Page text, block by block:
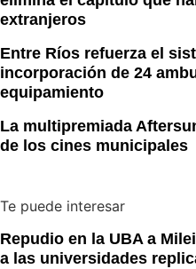
extranjeros
Entre Ríos refuerza el
incorporación de 24
equipamiento
La multipremiada
de los cines municipales
Te puede interesar
Repudio en la UBA a
a las universidades